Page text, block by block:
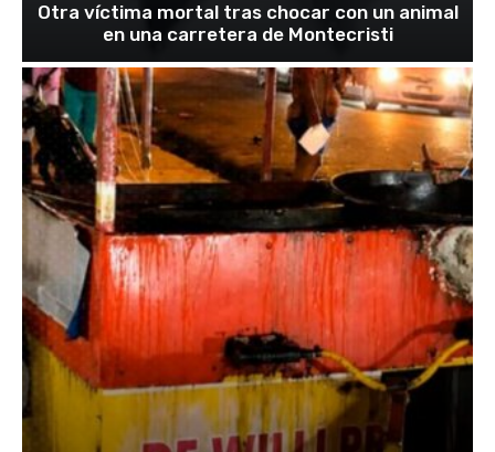
Otra víctima mortal tras chocar con un animal
en una carretera de Montecristi